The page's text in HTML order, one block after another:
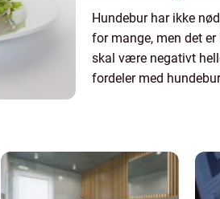
Hundebur har ikke
for mange, men det
skal være negativt
fordeler med